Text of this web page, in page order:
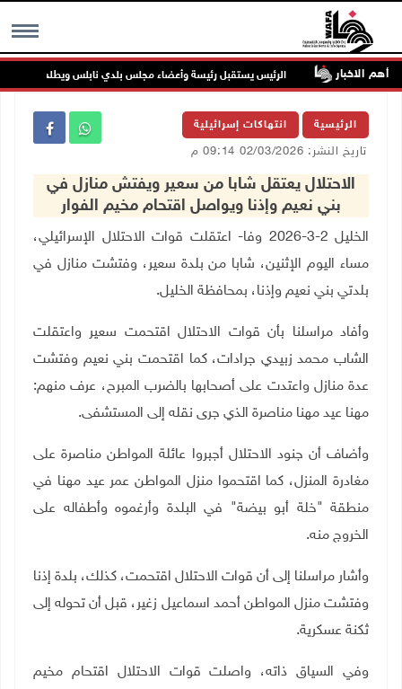
MENU أهم الاخبار
جنين الرئيس يستقبل رئيسة وأعضاء مجلس بلدي نابلس ويطلع على خطط
الرئيسية انتهاكات إسرائيلية
تاريخ النشر: 02/03/2026 09:14 م
الاحتلال يعتقل شابا من سعير ويفتش منازل في
بني نعيم وإذنا ويواصل اقتحام مخيم الفوار
الخليل 2-3-2026 وفا- اعتقلت قوات الاحتلال الإسرائيلي،
مساء اليوم الإثنين، شابا من بلدة سعير، وفتشت منازل في
بلدتي بني نعيم وإذنا، بمحافظة الخليل.
وأفاد مراسلنا بأن قوات الاحتلال اقتحمت سعير واعتقلت
الشاب محمد زبيدي جرادات، كما اقتحمت بني نعيم وفتشت
عدة منازل واعتدت على أصحابها بالضرب المبرح، عرف منهم:
مهنا عيد مهنا مناصرة الذي جرى نقله إلى المستشفى.
وأضاف أن جنود الاحتلال أجبروا عائلة المواطن مناصرة على
مغادرة المنزل، كما اقتحموا منزل المواطن عمر عيد مهنا في
منطقة "خلة أبو بيضة" في البلدة وأرغموه وأطفاله على
الخروج منه.
وأشار مراسلنا إلى أن قوات الاحتلال اقتحمت، كذلك، بلدة إذنا
وفتشت منزل المواطن أحمد اسماعيل زغير، قبل أن تحوله إلى
ثكنة عسكرية.
وفي السياق ذاته، واصلت قوات الاحتلال اقتحام مخيم